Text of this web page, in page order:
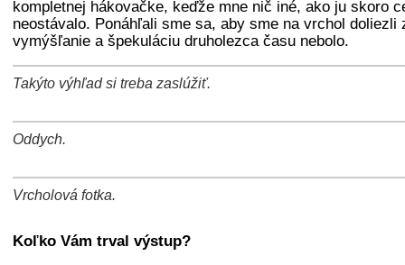
kompletnej hákovačke, keďže mne nič iné, ako ju skoro
neostávalo. Ponáhľali sme sa, aby sme na vrchol doliezli
vymýšľanie a špekuláciu druholezca času nebolo.
Takýto výhľad si treba zaslúžiť.
Oddych.
Vrcholová fotka.
Koľko Vám trval výstup?